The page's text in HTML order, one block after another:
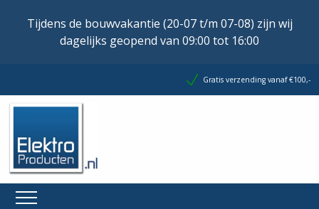
Tijdens de bouwvakantie (20-07 t/m 07-08) zijn wij
dagelijks geopend van 09:00 tot 16:00
Gratis verzending vanaf €100,-